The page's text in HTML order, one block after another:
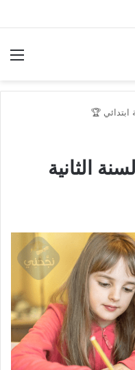
ابتدائي 🏆
الثانية